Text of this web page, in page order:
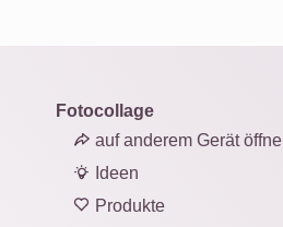
Fotocollage
auf anderem Gerät
Ideen
Produkte